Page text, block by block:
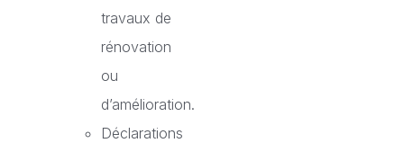
travaux de
rénovation
ou
d’amélioration.
Déclarations